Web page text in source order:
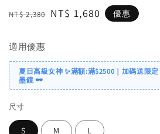
Regular
NT$ 2,380 Sale
NT$ 1,680 優惠
適用優惠
夏日高級女神 ✨滿額:滿$2500｜加碼送限
墨鏡 🕶️
尺寸
S M L